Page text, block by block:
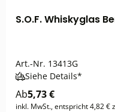
S.O.F. Whiskyglas
Art.-Nr. 13413G
Siehe Details*
Ab5,73 €
inkl. MwSt., entspricht 4,82 €